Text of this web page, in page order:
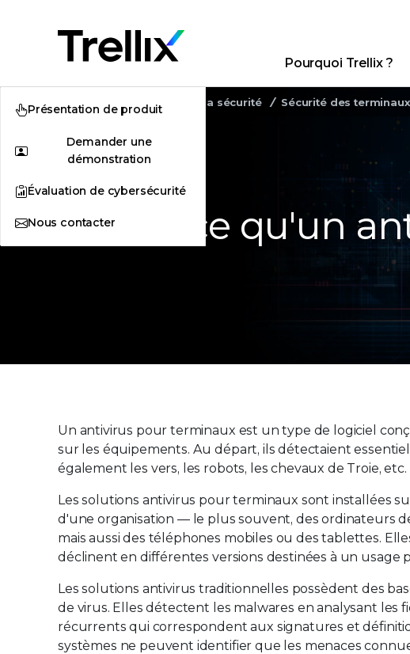
Pourquoi Trellix ?
Présentation de produit
Demander une
démonstration
Évaluation de cybersécurité
Nous contacter
Home Sensibilisation à la sécurité Sécurité des terminaux
Qu'est-ce qu'un
Un antivirus pour terminaux est un type de logiciel
sur les équipements. Au départ, ils détectaient
également les vers, les robots, les chevaux de Troie, etc.
Les solutions antivirus pour terminaux sont installées
d'une organisation — le plus souvent, des ordinateurs
mais aussi des téléphones mobiles ou des tablettes.
déclinent en différentes versions destinées à un usage
Les solutions antivirus traditionnelles possèdent des
de virus. Elles détectent les malwares en analysant
récurrents qui correspondent aux signatures et
systèmes ne peuvent identifier que les menaces